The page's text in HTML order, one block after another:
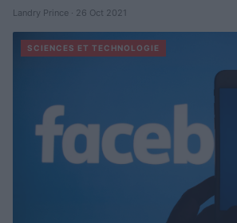
Landry Prince · 26 Oct 2021
SCIENCES ET TECHNOLOGIE